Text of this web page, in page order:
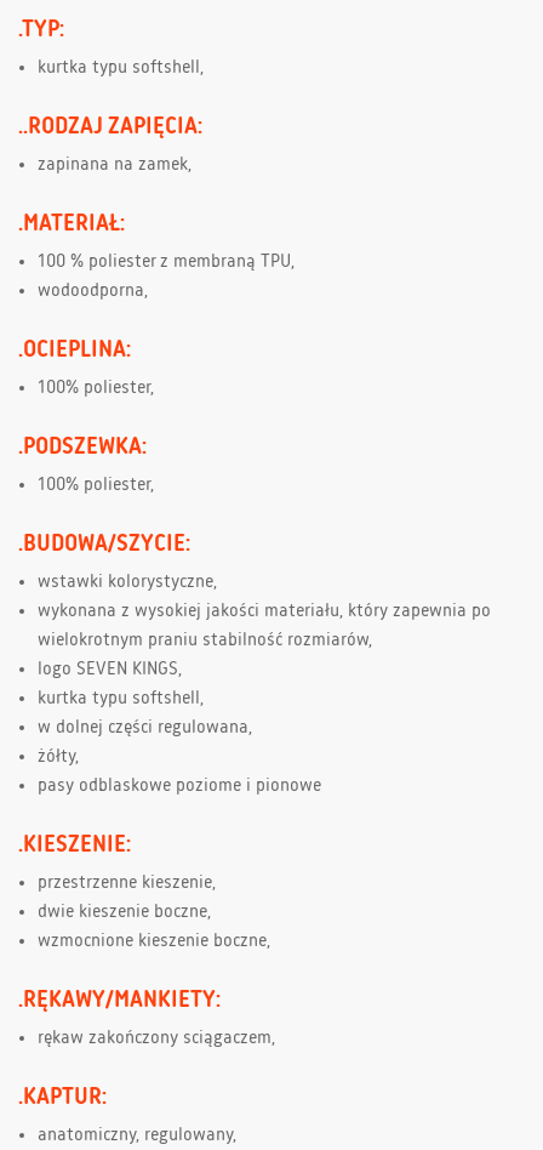
.TYP:
kurtka typu softshell,
..RODZAJ ZAPIĘCIA:
zapinana na zamek,
.MATERIAŁ:
100 % poliester z membraną TPU,
wodoodporna,
.OCIEPLINA:
100% poliester,
.PODSZEWKA:
100% poliester,
.BUDOWA/SZYCIE:
wstawki kolorystyczne,
wykonana z wysokiej jakości materiału, który zapewnia po
wielokrotnym praniu stabilność rozmiarów,
logo SEVEN KINGS,
kurtka typu softshell,
w dolnej części regulowana,
żółty,
pasy odblaskowe poziome i pionowe
.KIESZENIE:
przestrzenne kieszenie,
dwie kieszenie boczne,
wzmocnione kieszenie boczne,
.RĘKAWY/MANKIETY:
rękaw zakończony sciągaczem,
.KAPTUR:
anatomiczny, regulowany,